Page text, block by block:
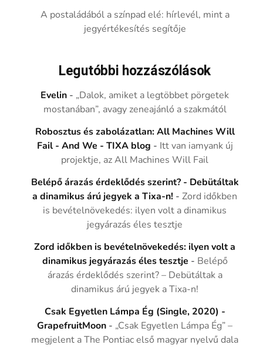
A postaládából a színpad elé: hírlevél, mint a
jegyértékesítés segítője
Legutóbbi hozzászólások
Evelin - „Dalok, amiket a legtöbbet pörgetek
mostanában”, avagy zeneajánló a szakmától
Robosztus és zabolázatlan: All Machines Will
Fail - And We - TIXA blog - Itt van iamyank új
projektje, az All Machines Will Fail
Belépő árazás érdeklődés szerint? - Debütáltak
a dinamikus árú jegyek a Tixa-n! -Zord időkben
is bevételnövekedés: ilyen volt a dinamikus
jegyárazás éles tesztje
Zord időkben is bevételnövekedés: ilyen volt a
dinamikus jegyárazás éles tesztje - Belépő
árazás érdeklődés szerint? – Debütáltak a
dinamikus árú jegyek a Tixa-n!
Csak Egyetlen Lámpa Ég (Single, 2020) -
GrapefruitMoon - „Csak Egyetlen Lámpa Ég” –
megjelent a The Pontiac első magyar nyelvű dala